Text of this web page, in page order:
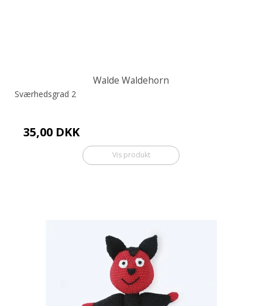
Walde Waldehorn
Sværhedsgrad 2
35,00 DKK
Vis produkt